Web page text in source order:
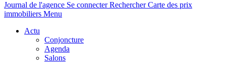
Journal de l'agence Se connecterRechercher Carte des prix
immobiliers Menu
Actu
Conjoncture
Agenda
Salons